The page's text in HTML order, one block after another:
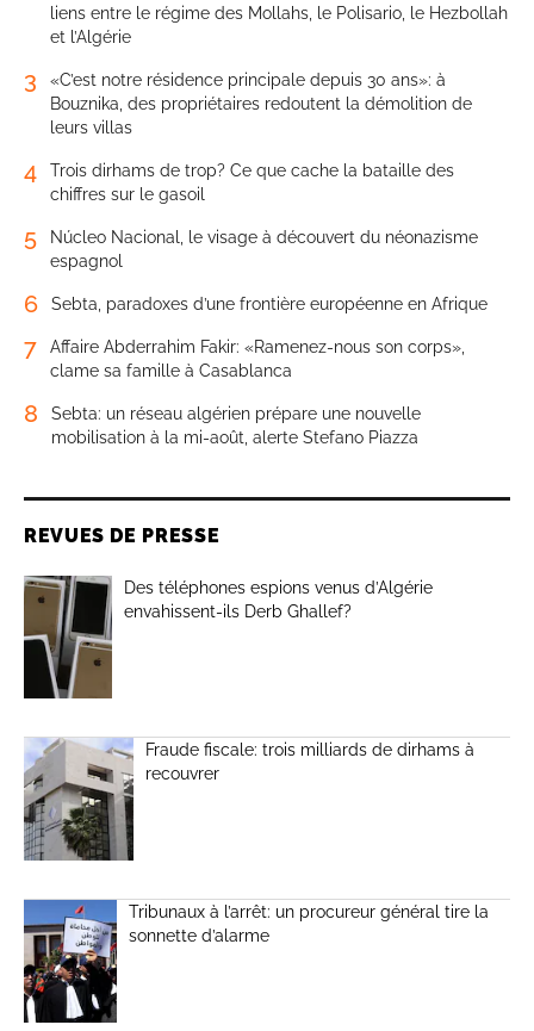
liens entre le régime des Mollahs, le Polisario, le Hezbollah
et l’Algérie
3
«C’est notre résidence principale depuis 30 ans»: à
Bouznika, des propriétaires redoutent la démolition de
leurs villas
4
Trois dirhams de trop? Ce que cache la bataille des
chiffres sur le gasoil
5
Núcleo Nacional, le visage à découvert du néonazisme
espagnol
6 Sebta, paradoxes d’une frontière européenne en Afrique
7
Affaire Abderrahim Fakir: «Ramenez-nous son corps»,
clame sa famille à Casablanca
8
Sebta: un réseau algérien prépare une nouvelle
mobilisation à la mi-août, alerte Stefano Piazza
REVUES DE PRESSE
Des téléphones espions venus d’Algérie
envahissent-ils Derb Ghallef?
Fraude fiscale: trois milliards de dirhams à
recouvrer
Tribunaux à l’arrêt: un procureur général tire la
sonnette d’alarme